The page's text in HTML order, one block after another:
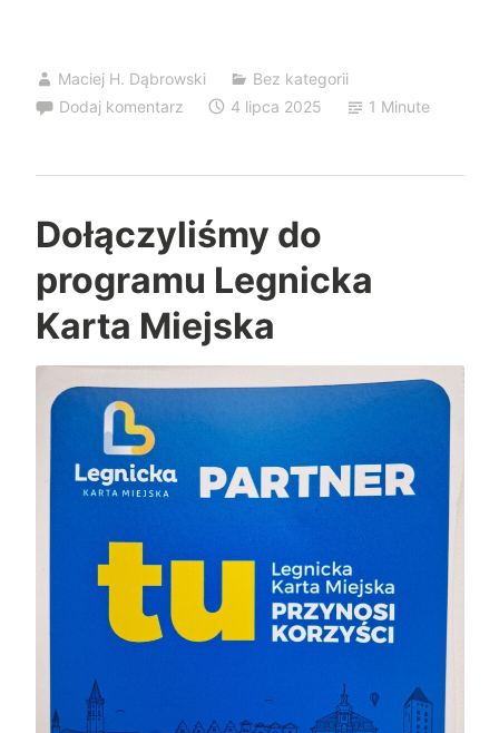
Maciej H. Dąbrowski
Bez kategorii
Dodaj komentarz
4 lipca 2025 1 Minute
Dołączyliśmy do
programu Legnicka
Karta Miejska